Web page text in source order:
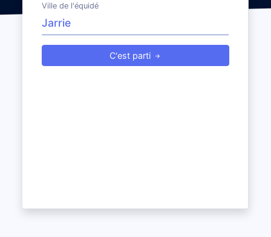
Ville de l'équidé
C'est parti